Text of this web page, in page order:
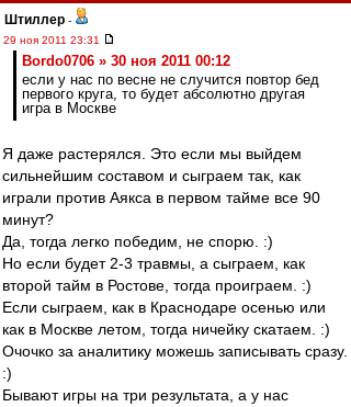
Штиллер -
29 ноя 2011 23:31
Bordo0706 » 30 ноя 2011 00:12
если у нас по весне не случится повтор бед
первого круга, то будет абсолютно другая
игра в Москве
Я даже растерялся. Это если мы выйдем
сильнейшим составом и сыграем так, как
играли против Аякса в первом тайме все 90
минут?
Да, тогда легко победим, не спорю. :)
Но если будет 2-3 травмы, а сыграем, как
второй тайм в Ростове, тогда проиграем. :)
Если сыграем, как в Краснодаре осенью или
как в Москве летом, тогда ничейку скатаем. :)
Очочко за аналитику можешь записывать сразу.
:)
Бывают игры на три результата, а у нас